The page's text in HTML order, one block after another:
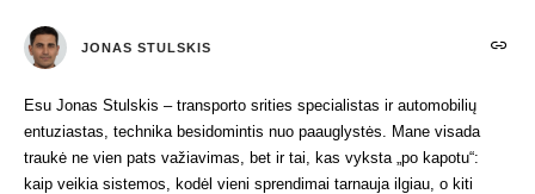
JONAS STULSKIS
Esu Jonas Stulskis – transporto srities specialistas ir automobilių
entuziastas, technika besidomintis nuo paauglystės. Mane visada
traukė ne vien pats važiavimas, bet ir tai, kas vyksta „po kapotu“:
kaip veikia sistemos, kodėl vieni sprendimai tarnauja ilgiau, o kiti